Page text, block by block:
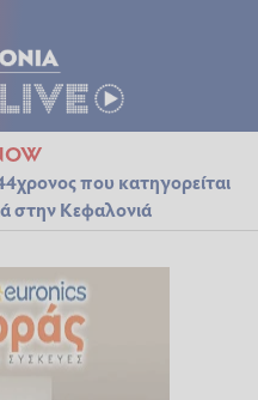
που κατηγορείται
στην Κεφαλονιά